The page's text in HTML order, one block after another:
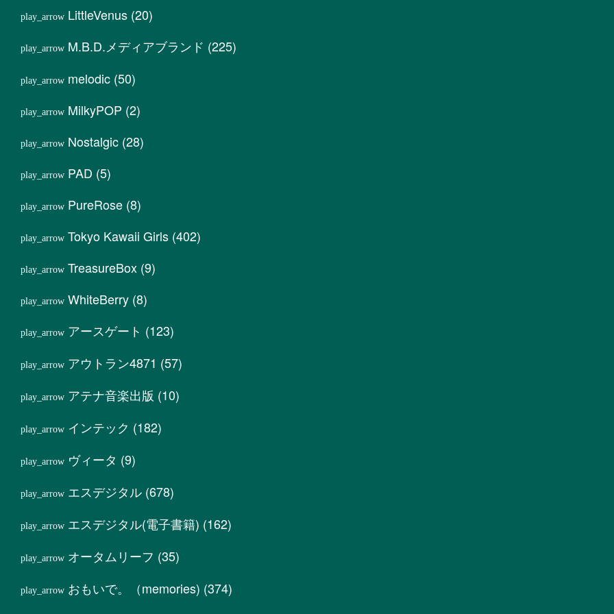
LittleVenus (20)
M.B.D.メディアブランド (225)
melodic (50)
MilkyPOP (2)
Nostalgic (28)
PAD (5)
PureRose (8)
Tokyo Kawaii Girls (402)
TreasureBox (9)
WhiteBerry (8)
アースゲート (123)
アウトラン4871 (57)
アテナ音楽出版 (10)
インテック (182)
ヴィータ (9)
エスデジタル (678)
エスデジタル(電子書籍) (162)
オータムリーフ (35)
おもいで。（memories) (374)